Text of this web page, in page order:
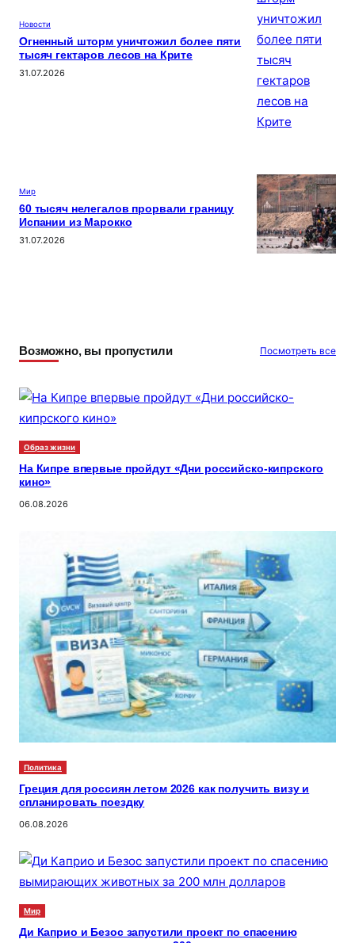
Новости
Огненный шторм уничтожил более пяти
тысяч гектаров лесов на Крите
31.07.2026
Мир
60 тысяч нелегалов прорвали границу
Испании из Марокко
31.07.2026
Возможно, вы пропустили Посмотреть все
Образ жизни
На Кипре впервые пройдут «Дни российско-кипрского
кино»
06.08.2026
Политика
Греция для россиян летом 2026 как получить визу и
спланировать поездку
06.08.2026
Мир
Ди Каприо и Безос запустили проект по спасению